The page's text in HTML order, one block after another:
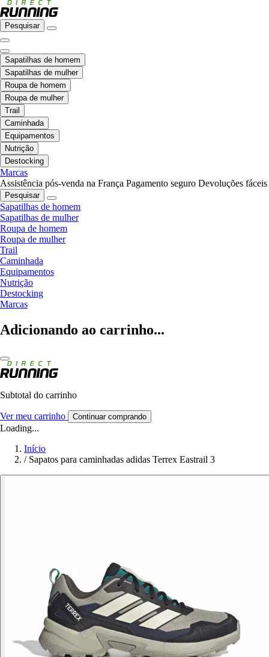
Pesquisar
Sapatilhas de homem
Sapatilhas de mulher
Roupa de homem
Roupa de mulher
Trail
Caminhada
Equipamentos
Nutrição
Destocking
Marcas
Assistência pós-venda na França Pagamento seguro Devoluções fáceis
Pesquisar
Sapatilhas de homem
Sapatilhas de mulher
Roupa de homem
Roupa de mulher
Trail
Caminhada
Equipamentos
Nutrição
Destocking
Marcas
Adicionando ao carrinho...
Subtotal do carrinho
Ver meu carrinho Continuar comprando
Loading...
Início
/ Sapatos para caminhadas adidas Terrex Eastrail 3